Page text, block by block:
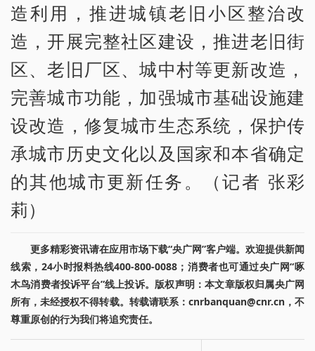
造利用，推进城镇老旧小区整治改
造，开展完整社区建设，推进老旧街
区、老旧厂区、城中村等更新改造，
完善城市功能，加强城市基础设施建
设改造，修复城市生态系统，保护传
承城市历史文化以及国家和本省确定
的其他城市更新任务。（记者 张彩
莉）
更多精彩资讯请在应用市场下载“央广网”客户端。欢迎提供新闻
线索，24小时报料热线400-800-0088；消费者也可通过央广网“啄
木鸟消费者投诉平台”线上投诉。版权声明：本文章版权归属央广网
所有，未经授权不得转载。转载请联系：cnrbanquan@cnr.cn，不
尊重原创的行为我们将追究责任。